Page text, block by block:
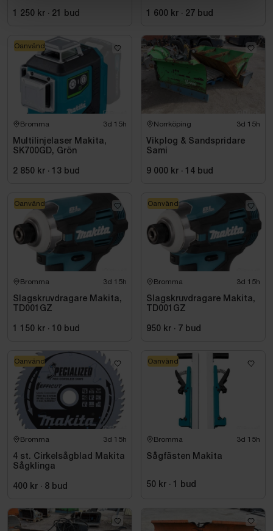
1 250 kr · 21 bud 1 600 kr · 27 bud
Bromma 3d 15h
Multilinjelaser Makita,
SK700GD, Grön
2 850 kr · 13 bud
Oanvänd
Norrköping 3d 15h
Vikplog & Sandspridare
Sami
9 000 kr · 14 bud
Bromma 3d 15h
Slagskruvdragare Makita,
TD001GZ
1 150 kr · 10 bud
Oanvänd
Bromma 3d 15h
Slagskruvdragare Makita,
TD001GZ
950 kr · 7 bud
Oanvänd
Bromma 3d 15h
4 st. Cirkelsågblad Makita
Sågklinga
400 kr · 8 bud
Oanvänd
Bromma 3d 15h
Sågfästen Makita
50 kr · 1 bud
Oanvänd